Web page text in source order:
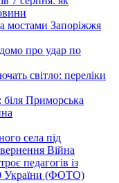
мостами Запоріжжя
про удар по
світло: переліки
Приморська
села під
Війна
педагогів із
України (ФОТО)